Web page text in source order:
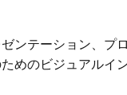
ンテーション、プ
めのビジュアルイ